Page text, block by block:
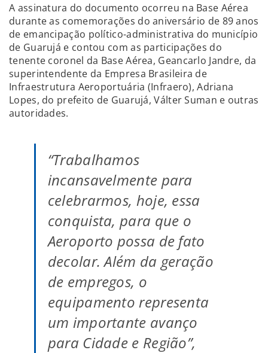
A assinatura do documento ocorreu na Base Aérea
durante as comemorações do aniversário de 89 anos
de emancipação político-administrativa do município
de Guarujá e contou com as participações do
tenente coronel da Base Aérea, Geancarlo Jandre, da
superintendente da Empresa Brasileira de
Infraestrutura Aeroportuária (Infraero), Adriana
Lopes, do prefeito de Guarujá, Válter Suman e outras
autoridades.
“Trabalhamos
incansavelmente para
celebrarmos, hoje, essa
conquista, para que o
Aeroporto possa de fato
decolar. Além da geração
de empregos, o
equipamento representa
um importante avanço
para Cidade e Região”,